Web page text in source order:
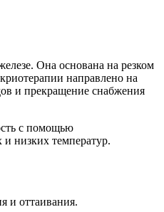
Она основана на резком
направлено на
и прекращение снабжения
с помощью
и низких температур.
и оттаивания.